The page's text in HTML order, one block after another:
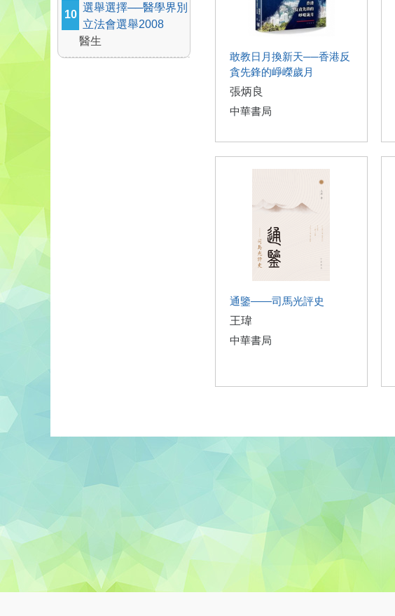
10
選舉選擇──醫學界別
立法會選舉2008
醫生
敢教日月換新天──香港反
貪先鋒的崢嶸歲月
張炳良
中華書局
通鑒——司馬光評史
王瑋
中華書局